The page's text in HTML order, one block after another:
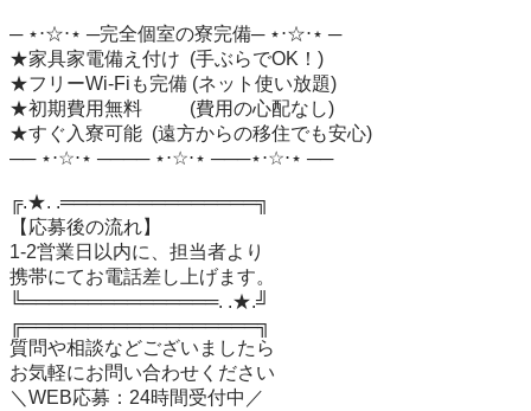
─ ⋆⋅☆⋅⋆ ─完全個室の寮完備─ ⋆⋅☆⋅⋆ ─
★家具家電備え付け  (手ぶらでOK！)
★フリーWi-Fiも完備 (ネット使い放題)
★初期費用無料　　  (費用の心配なし)
★すぐ入寮可能  (遠方からの移住でも安心)
── ⋆⋅☆⋅⋆ ──── ⋆⋅☆⋅⋆ ───⋆⋅☆⋅⋆ ──
╔.★. .═══════════════╗
【応募後の流れ】
1-2営業日以内に、担当者より
携帯にてお電話差し上げます。
╚═══════════════. .★.╝
╔══════════════════╗
質問や相談などございましたら
お気軽にお問い合わせください
＼WEB応募：24時間受付中／